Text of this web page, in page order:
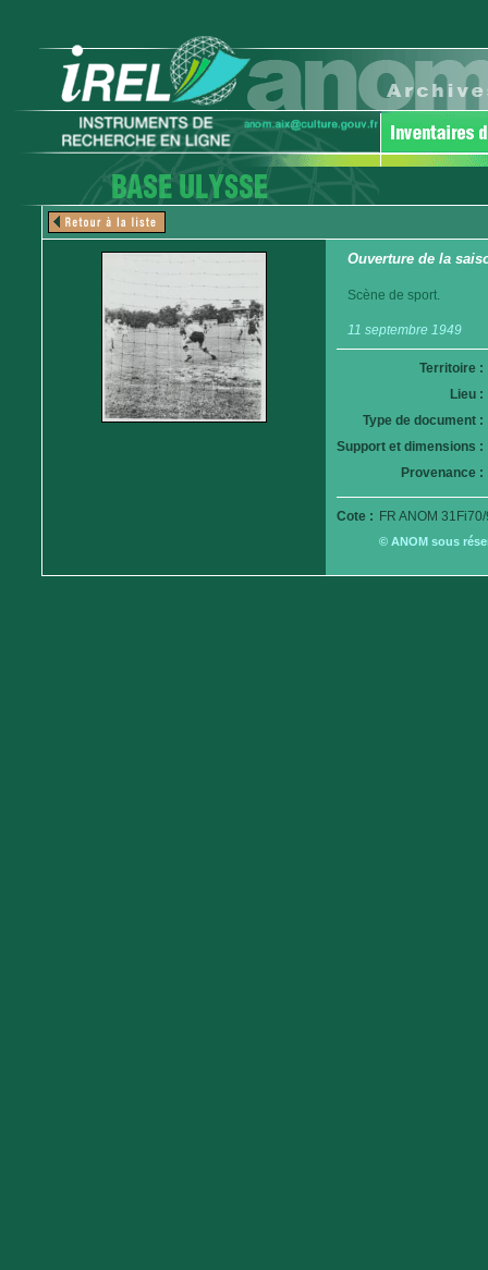
Ouverture de la
Scène de sport.
11 septembre 1949
Territoire :
Lieu :
Type de document :
Support et dimensions :
Provenance :
Cote : FR ANOM
© ANOM sous